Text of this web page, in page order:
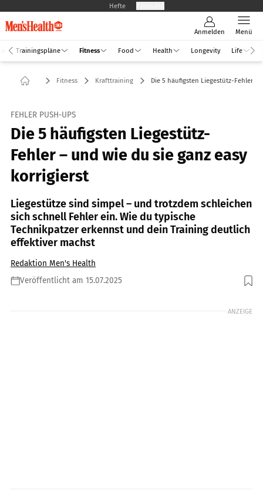
Hefte
Anmelden Menü
Trainingspläne Fitness Food Health Longevity Life
Fitness Krafttraining Die 5 häufigsten Liegestütz-Fehler
FEHLER PUSH-UPS
Die 5 häufigsten Liegestütz-
Fehler – und wie du sie ganz easy
korrigierst
Liegestütze sind simpel – und trotzdem schleichen
sich schnell Fehler ein. Wie du typische
Technikpatzer erkennst und dein Training deutlich
effektiver machst
Redaktion Men's Health
Veröffentlicht am 15.07.2025
Foto: GettyImages / skynesher
ANZEIGE